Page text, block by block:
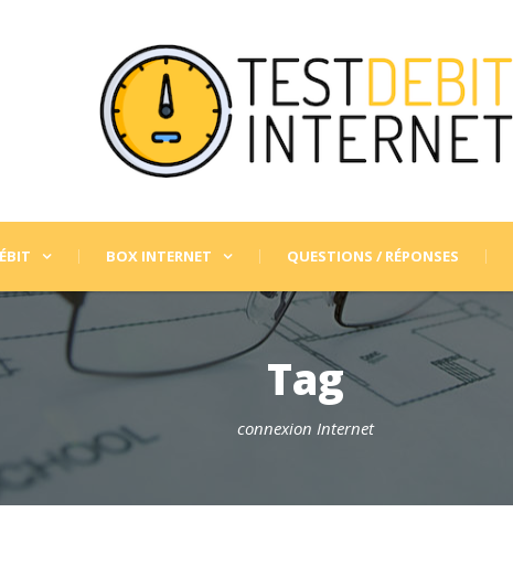
BOX INTERNET QUESTIONS / RÉPONSES
Tag
connexion Internet